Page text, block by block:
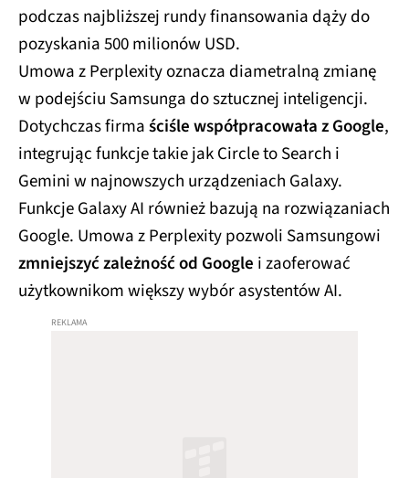
podczas najbliższej rundy finansowania dąży do
pozyskania 500 milionów USD.
Umowa z Perplexity oznacza diametralną zmianę
w podejściu Samsunga do sztucznej inteligencji.
Dotychczas firma ściśle współpracowała z Google,
integrując funkcje takie jak Circle to Search i
Gemini w najnowszych urządzeniach Galaxy.
Funkcje Galaxy AI również bazują na rozwiązaniach
Google. Umowa z Perplexity pozwoli Samsungowi
zmniejszyć zależność od Google i zaoferować
użytkownikom większy wybór asystentów AI.